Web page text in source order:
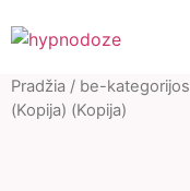
Pradžia / be-kategorijos
(Kopija) (Kopija)